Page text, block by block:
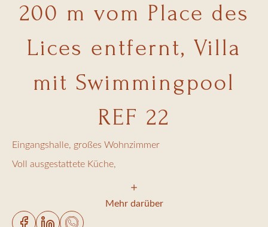
200 m vom Place des
Lices entfernt, Villa
mit Swimmingpool
REF 22
Eingangshalle, großes Wohnzimmer
Voll ausgestattete Küche,
Esszimmer (Kapazität 10 Personen)
5 Schlafzimmer mit 180cm Betten + Sat-TV
5 Badezimmer
Mehr darüber